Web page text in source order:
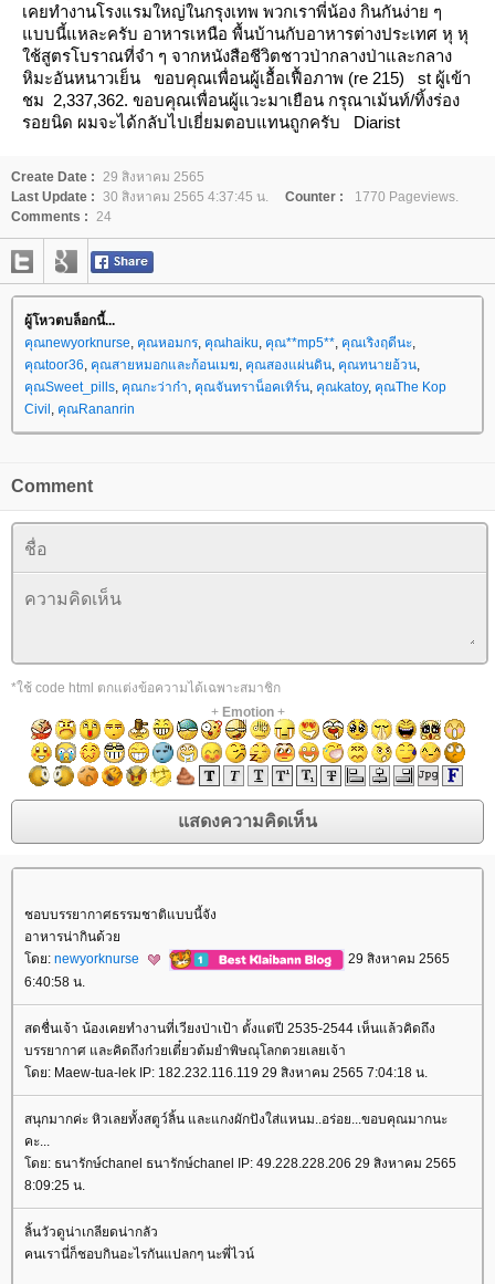
เคยทำงานโรงแรมใหญ่ในกรุงเทพ พวกเราพี่น้อง กินกันง่าย ๆ
บบนี้แหละครับ อาหารเหนือ พื้นบ้านกับอาหารต่างประเทศ หุ หุ
ช้สูตรโบราณที่จำ ๆ จากหนังสือชีวิตชาวป่ากลางป่าและกลาง
หิมะอันหนาวเย็น
ขอบคุณเพื่อนผู้เอื้อเฟื้อภาพ (re 215)
st ผู้เข้า
ชม 2,337,362. ขอบคุณเพื่อนผู้แวะมาเยือน กรุณาเม้นท์/ทิ้งร่อง
รอยนิด ผมจะได้กลับไปเยี่ยมตอบแทนถูกครับ
Diarist
Create Date : 29 สิงหาคม 2565
Last Update : 30 สิงหาคม 2565 4:37:45 น. Counter :
1770 Pageviews.
Comments : 24
ผู้โหวตบล็อกนี้...
คุณnewyorknurse, คุณหอมกร, คุณhaiku, คุณ**mp5**, คุณเริงฤดีนะ,
คุณtoor36, คุณสายหมอกและก้อนเมฆ, คุณสองแผ่นดิน, คุณทนายอ้วน,
คุณSweet_pills, คุณกะว่าก๋า, คุณจันทราน็อคเทิร์น, คุณkatoy, คุณThe Kop
Civil , คุณRananrin
Comment
*ใช้ code html ตกแต่งข้อความได้เฉพาะสมาชิก
+ Emotion+
ชอบบรรยากาศธรรมชาติแบบนี้จัง
อาหารน่ากินด้ว
ดย: newyorknurse
29 สิงหาคม 2565
6:40:58 น.
สดชื่นเจ้า น้องเคยทำงานที่เวียงป่าเป้า ตั้งแต่ปี 2535-2544 เห็นแล้วคิดถึง
บรรยากาศ และคิดถึงก๋วยเตี๋ยวต้มยำพิษณุโลกตวยเลยเจ้า
ดย: Maew-tua-lek IP: 182.232.116.119 29 สิงหาคม 2565 7:04:18 น.
สนุกมากค่ะ หิวเลยทั้งสตูว์ลิ้น และแกงผักปังใส่แหนม..อร่อย...ขอบคุณมากนะ
คะ...
ดย: ธนารักษ์chanel ธนารักษ์chanel IP: 49.228.228.206 29 สิงหาคม 2565
8:09:25 น.
ลิ้นวัวดูน่าเกลียดน่ากลัว
คนเรานี่ก็ชอบกินอะไรกันแปลกๆ นะพี่ไวน์